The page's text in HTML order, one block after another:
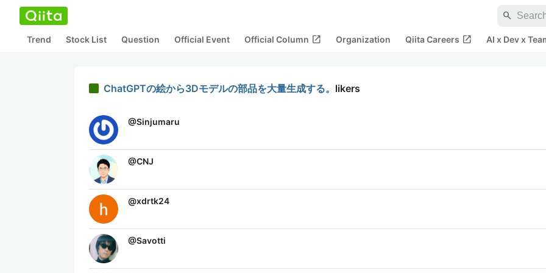
search
Trend Stock List Question Official Event Official Column open_in_new Organization Qiita Careers open_in_new AI x Dev x
ChatGPTの絵から3Dモデルの部品を大量生成する。 likers
@Sinjumaru
@CNJ
@xdrtk24
@Savotti